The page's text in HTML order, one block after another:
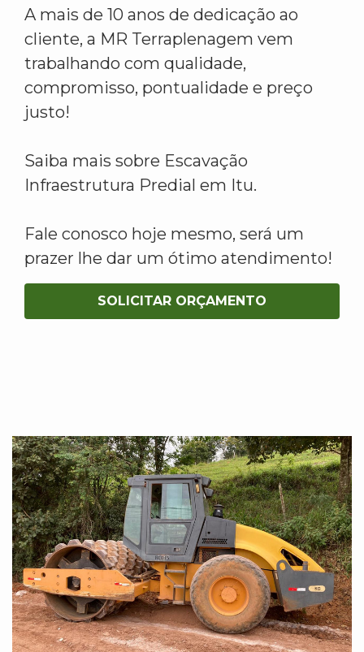
A mais de 10 anos de dedicação ao
cliente, a MR Terraplenagem vem
trabalhando com qualidade,
compromisso, pontualidade e preço
justo!
Saiba mais sobre Escavação
Infraestrutura Predial em Itu.
Fale conosco hoje mesmo, será um
prazer lhe dar um ótimo atendimento!
SOLICITAR ORÇAMENTO